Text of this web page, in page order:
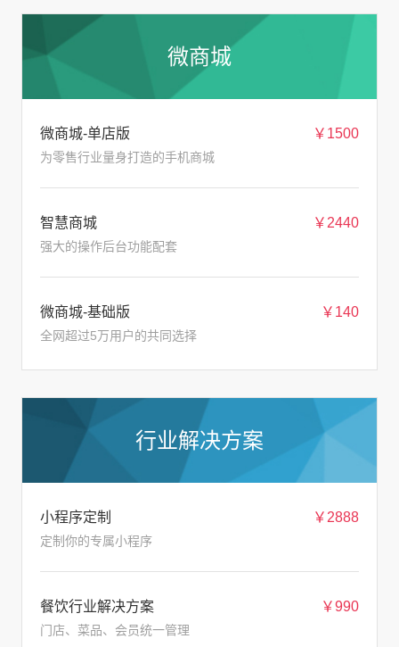
微商城
微商城-单店版 ￥1500
为零售行业量身打造的手机商城
智慧商城 ￥2440
强大的操作后台功能配套
微商城-基础版 ￥140
全网超过5万用户的共同选择
行业解决方案
小程序定制 ￥2888
定制你的专属小程序
餐饮行业解决方案 ￥990
门店、菜品、会员统一管理